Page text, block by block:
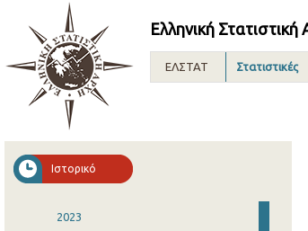
Ελληνική Στατιστική
ΕΛΣΤΑΤ Στατιστικές
Ιστορικό
2023